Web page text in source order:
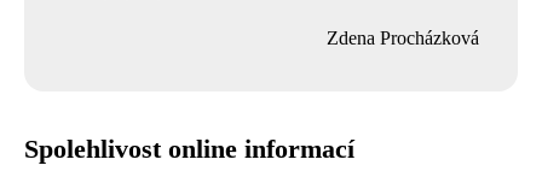
Zdena Procházková
Spolehlivost online informací